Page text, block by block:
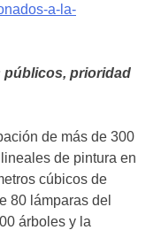
a-la-
públicos, prioridad
de más de 300
de pintura en
cúbicos de
80 lámparas del
árboles y la